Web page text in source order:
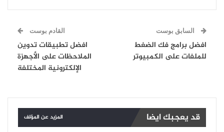
السابق بوست
افضل برامج فك الضغط
للملفات على الكمبيوتر
القادم بوست
افضل تطبيقات تدوين
الملاحظات على الأجهزة
الإلكترونية المختلفة
قد يعجبك ايضا المزيد عن المؤلف